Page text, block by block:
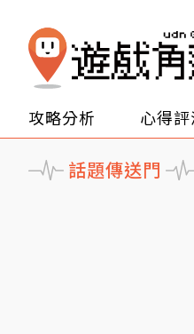
攻略分析 心得評
話題傳送門